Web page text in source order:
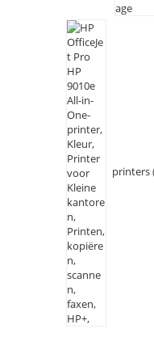
printers